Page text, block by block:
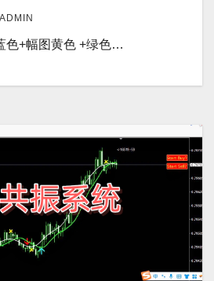
ADMIN
色+幅图黄色 +绿色…